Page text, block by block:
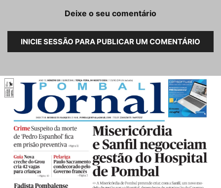
Deixe o seu comentário
INICIE SESSÃO PARA PUBLICAR UM COMENTÁRIO